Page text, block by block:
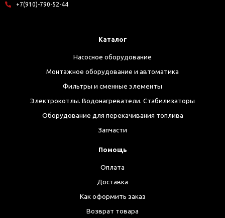
+7(910)-790-52-44
Каталог
Насосное оборудование
Монтажное оборудование и автоматика
Фильтры и сменные элементы
Электрокотлы. Водонагреватели. Стабилизаторы
Оборудование для перекачивания топлива
Запчасти
Помощь
Оплата
Доставка
Как оформить заказ
Возврат товара